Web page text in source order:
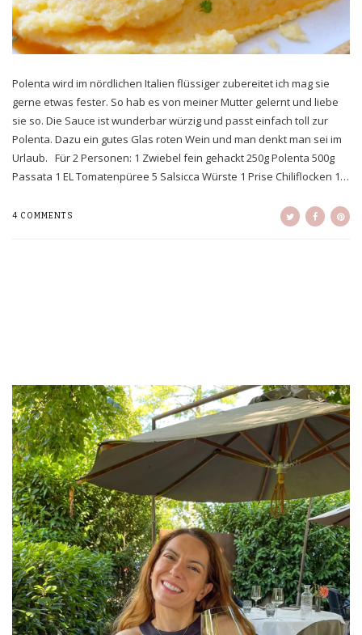
Polenta wird im nördlichen Italien flüssiger zubereitet ich mag sie
gerne etwas fester. So hab es von meiner Mutter gelernt und liebe
sie so. Die Sauce ist wunderbar würzig und passt einfach toll zur
Polenta. Dazu ein gutes Glas roten Wein und man denkt man sei im
Urlaub. Für 2 Personen: 1 Zwiebel fein gehackt 250g Polenta 500g
Passata 1 EL Tomatenpüree 5 Salsicca Würste 1 Prise Chiliflocken 1…
4 COMMENTS